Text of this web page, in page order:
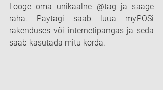
Looge oma unikaalne @tag ja saage
raha. Paytagi saab luua myPOSi
rakenduses või internetipangas ja seda
saab kasutada mitu korda.